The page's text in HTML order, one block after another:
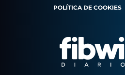
POLÍTICA DE COOKIES